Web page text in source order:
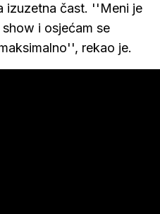
izuzetna čast. ''Meni je
i osjećam se
rekao je.